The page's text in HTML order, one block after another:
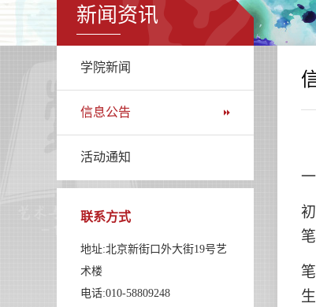
新闻资讯
学院新闻
信息公告
活动通知
联系方式
地址:北京新街口外大街19号艺
术楼
电话:010-58809248